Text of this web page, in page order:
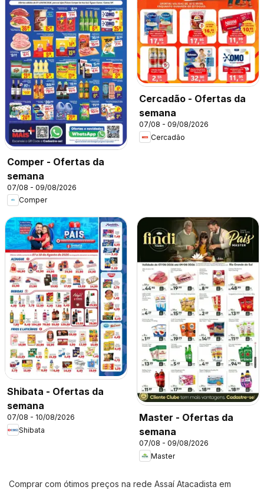
Comper - Ofertas da
semana
07/08 - 09/08/2026
Comper
Cercadão - Ofertas da
semana
07/08 - 09/08/2026
Cercadão
Shibata - Ofertas da
semana
07/08 - 10/08/2026
Shibata
Master - Ofertas da
semana
07/08 - 09/08/2026
Master
Comprar com ótimos preços na rede Assaí Atacadista em